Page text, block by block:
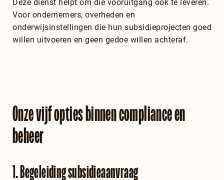
Deze dienst helpt om die vooruitgang ook te leveren.
Voor ondernemers, overheden en
onderwijsinstellingen die hun subsidieprojecten goed
willen uitvoeren en geen gedoe willen achteraf.
Onze vijf opties binnen compliance en
beheer
1. Begeleiding subsidieaanvraag